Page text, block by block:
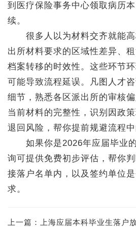
到医疗保险事务中心领取病历
续。
很多人以为材料交齐就能高
出所材料要求的区域性差异、
档案转移的时效性。这些环节
可能导致流程延误。凡图人才
细节，熟悉各区派出所的审核
当前材料的完整性，识别因政
退回风险，帮你提前规避流程中
如果你是2026年应届毕业的
询可提供免费初步评估，帮你
接落户名单内，以及签约单位
求。
上一篇：
上海应届本科毕业生落户